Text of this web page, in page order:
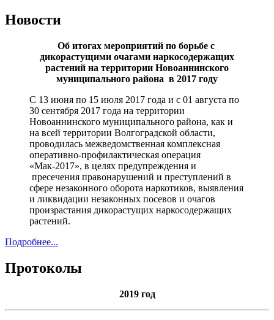
Новости
Об итогах мероприятий по борьбе с
дикорастущими очагами наркосодержащих
растений на территории Новоаннинского
муниципального района в 2017 году
С 13 июня по 15 июля 2017 года и с 01 августа по
30 сентября 2017 года на территории
Новоаннинского муниципального района, как и
на всей территории Волгоградской области,
проводилась межведомственная комплексная
оперативно-профилактическая операция
«Мак-2017», в целях предупреждения и
пресечения правонарушений и преступлений в
сфере незаконного оборота наркотиков, выявления
и ликвидации незаконных посевов и очагов
произрастания дикорастущих наркосодержащих
растений.
Подробнее...
Протоколы
2019 год